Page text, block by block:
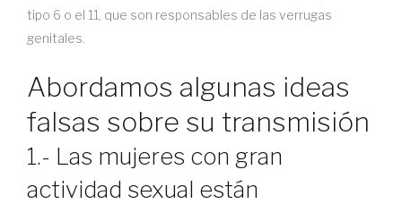
tipo 6 o el 11, que son responsables de las verrugas
genitales.
Abordamos algunas ideas
falsas sobre su transmisión
1.- Las mujeres con gran
actividad sexual están